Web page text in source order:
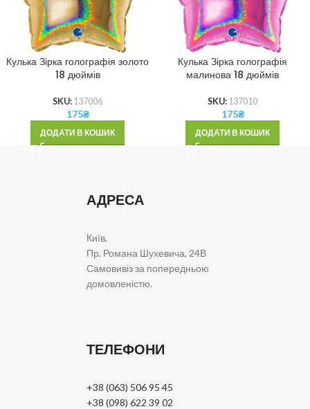
Кулька Зірка голографія золото
18 дюймів
SKU: 137006
175₴
ДОДАТИ В КОШИК
Кулька Зірка голографія
малинова 18 дюймів
SKU: 137010
175₴
ДОДАТИ В КОШИК
АДРЕСА
Київ,
Пр. Романа Шухевича, 24В
Самовивіз за попередньою
домовленістю.
ТЕЛЕФОНИ
+38 (063) 506 95 45
+38 (098) 622 39 02